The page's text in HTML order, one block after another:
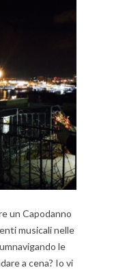
un Capodanno
musicali nelle
le
a cena? Io vi